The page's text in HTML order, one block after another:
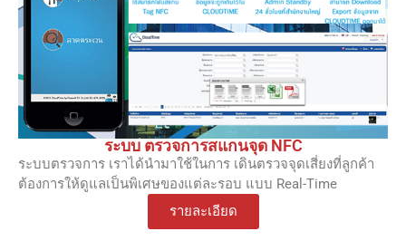
ระบบ ตรวจการสแกนจุด NFC
ระบบตรวจการ เราได้นำมาใช้ในการ เดินตรวจจุดเสี่ยงที่ลูกค้า
ต้องการให้ดูแลเป็นพิเศษของแต่ละรอบ แบบ Real-Time
รายละเอียด